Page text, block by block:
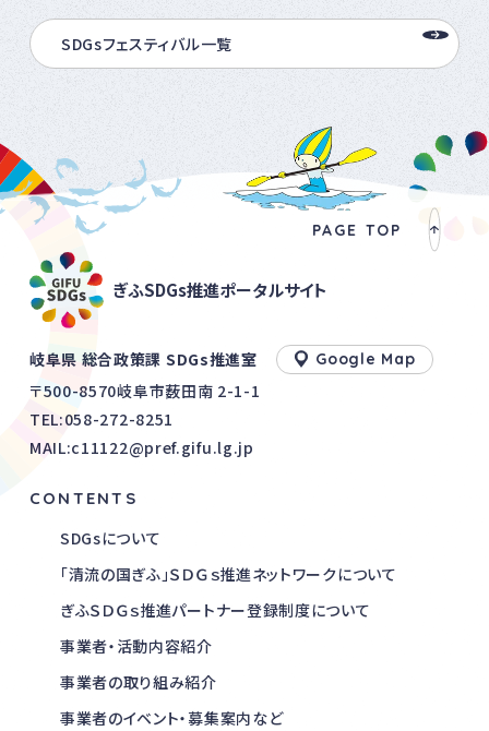
SDGsフェスティバル一覧
PAGE TOP
ぎふSDGs推進ポータルサイト
岐阜県 総合政策課 SDGs推進室 Google Map
〒500-8570岐阜市薮田南 2-1-1
TEL:058-272-8251
MAIL:c11122@pref.gifu.lg.jp
CONTENTS
SDGsについて
「清流の国ぎふ」ＳＤＧｓ推進ネットワークについて
ぎふＳＤＧｓ推進パートナー登録制度について
事業者・活動内容紹介
事業者の取り組み紹介
事業者のイベント・募集案内など